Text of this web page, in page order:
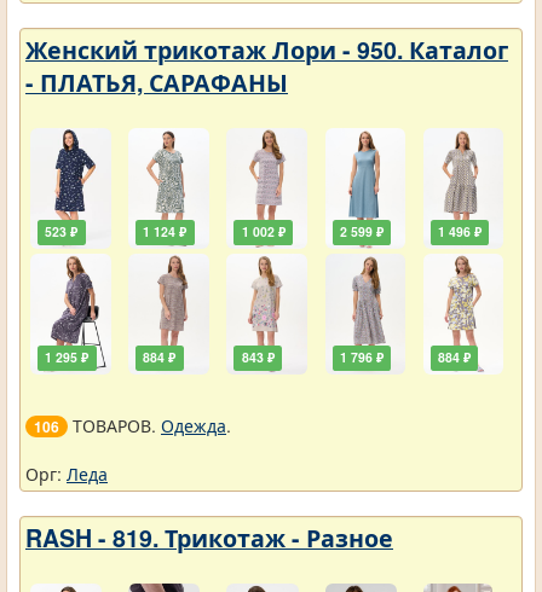
Женский трикотаж Лори - 950. Каталог
- ПЛАТЬЯ, САРАФАНЫ
523 ₽
1 295 ₽
1 124 ₽
884 ₽
1 002 ₽
843 ₽
2 599 ₽
1 796 ₽
1 496 ₽
884 ₽
106 ТОВАРОВ. Одежда.
Орг: Леда
RASH - 819. Трикотаж - Разное